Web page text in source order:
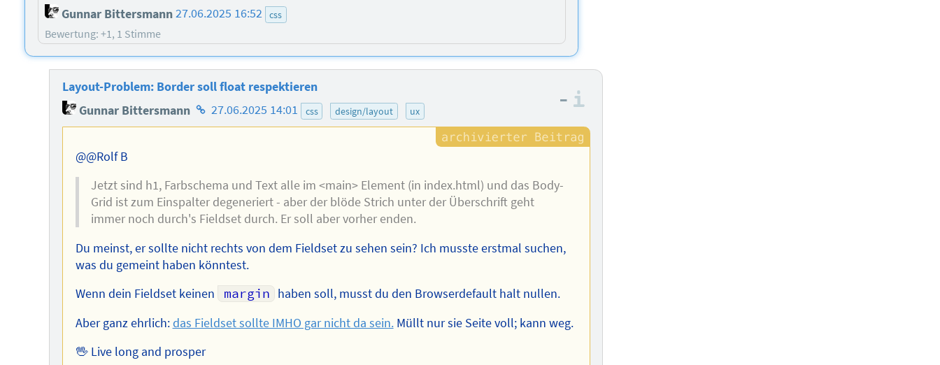
Gunnar Bittersmann 27.06.2025 16:52 css
Bewertung: +1, 1 Stimme
Layout-Problem: Border soll float respektieren
Gunnar Bittersmann Homepage
des
27.06.2025 14:01 css design/layout ux
–
@@Rolf B
Jetzt sind h1, Farbschema und Text alle im <main> Element (in index.html) und das Body-
Grid ist zum Einspalter degeneriert - aber der blöde Strich unter der Überschrift geht
immer noch durch's Fieldset durch. Er soll aber vorher enden.
Du meinst, er sollte nicht rechts von dem Fieldset zu sehen sein? Ich musste erstmal suchen,
was du gemeint haben könntest.
Wenn dein Fieldset keinen
margin haben soll, musst du den Browserdefault halt nullen.
Aber ganz ehrlich:das Fieldset sollte IMHO gar nicht da sein.Müllt nur sie Seite voll; kann weg.
🖖 Live long and prosper